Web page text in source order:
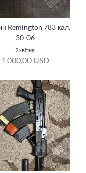
Remington 783 кал.
30-06
2 квітня
1 000,00 USD